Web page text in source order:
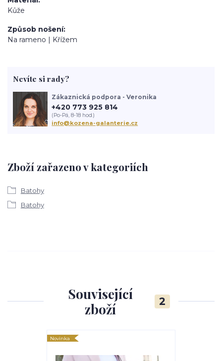
Kůže
Způsob nošení
Na rameno | Křížem
Zboží zařazeno v kategoriích
Batohy
Batohy
Nevíte si rady?
Zákaznická podpora - Veronika
+420 773 925 814
(Po-Pá, 8-18 hod.)
info@kozena-galanterie.cz
Související
zboží
2
Novinka